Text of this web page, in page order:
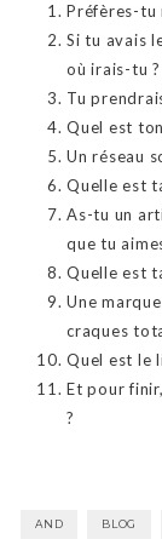
Préfères-tu
Si tu avais
où irais-tu ?
Tu
Quel est
Un réseau
Quelle est
As-tu un
que tu
Quelle est
Une
craques
Quel est le
Et pour
?
AND BLOG